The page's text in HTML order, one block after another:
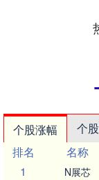
个股涨幅 个
排名
名称
1
N展芯